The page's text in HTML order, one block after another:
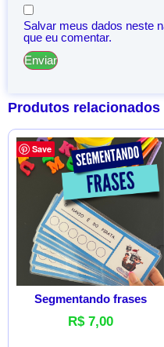
Salvar meus dados neste
que eu comentar.
Produtos relacionados
Save
Segmentando frases
R$7,00